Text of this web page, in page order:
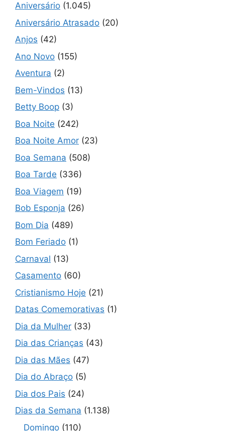
Aniversário (1.045)
Aniversário Atrasado (20)
Anjos (42)
Ano Novo (155)
Aventura (2)
Bem-Vindos (13)
Betty Boop (3)
Boa Noite (242)
Boa Noite Amor (23)
Boa Semana (508)
Boa Tarde (336)
Boa Viagem (19)
Bob Esponja (26)
Bom Dia (489)
Bom Feriado (1)
Carnaval (13)
Casamento (60)
Cristianismo Hoje (21)
Datas Comemorativas (1)
Dia da Mulher (33)
Dia das Crianças (43)
Dia das Mães (47)
Dia do Abraço (5)
Dia dos Pais (24)
Dias da Semana (1.138)
Domingo (110)